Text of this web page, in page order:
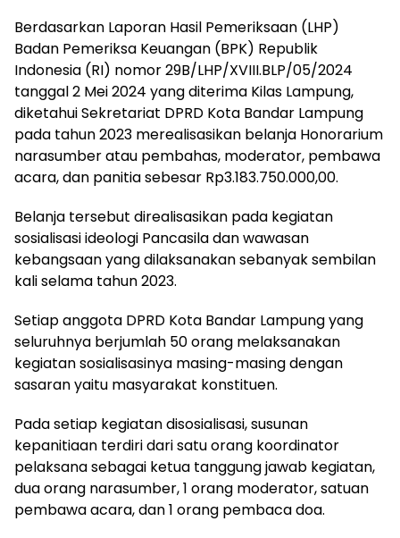
Berdasarkan Laporan Hasil Pemeriksaan (LHP)
Badan Pemeriksa Keuangan (BPK) Republik
Indonesia (RI) nomor 29B/LHP/XVIII.BLP/05/2024
tanggal 2 Mei 2024 yang diterima Kilas Lampung,
diketahui Sekretariat DPRD Kota Bandar Lampung
pada tahun 2023 merealisasikan belanja Honorarium
narasumber atau pembahas, moderator, pembawa
acara, dan panitia sebesar Rp3.183.750.000,00.
Belanja tersebut direalisasikan pada kegiatan
sosialisasi ideologi Pancasila dan wawasan
kebangsaan yang dilaksanakan sebanyak sembilan
kali selama tahun 2023.
Setiap anggota DPRD Kota Bandar Lampung yang
seluruhnya berjumlah 50 orang melaksanakan
kegiatan sosialisasinya masing-masing dengan
sasaran yaitu masyarakat konstituen.
Pada setiap kegiatan disosialisasi, susunan
kepanitiaan terdiri dari satu orang koordinator
pelaksana sebagai ketua tanggung jawab kegiatan,
dua orang narasumber, 1 orang moderator, satuan
pembawa acara, dan 1 orang pembaca doa.